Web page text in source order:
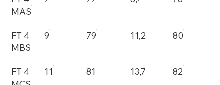
MAS
FT 4
MBS
9 79 11,2 80
FT 4
11 81 13,7 82